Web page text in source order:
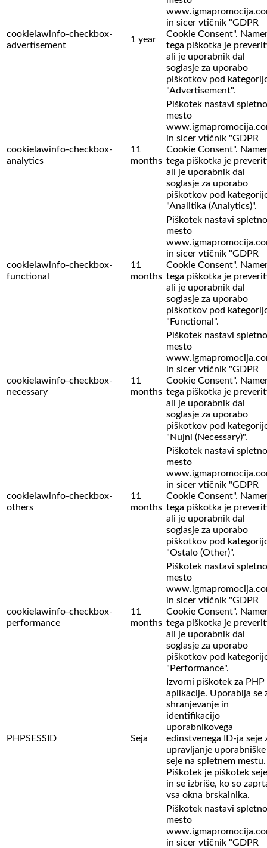
cookielawinfo-checkbox-
advertisement
1 year
in sicer vtičnik "GDPR
Cookie Consent".
tega piškotka je
ali je uporabnik dal
soglasje za uporabo
piškotkov pod
"Advertisement".
cookielawinfo-checkbox-
analytics
11
months
Piškotek nastavi spletno
mesto
in sicer vtičnik "GDPR
Cookie Consent".
tega piškotka je
ali je uporabnik dal
soglasje za uporabo
piškotkov pod
"Analitika (Analytics)".
cookielawinfo-checkbox-
functional
11
months
Piškotek nastavi spletno
mesto
in sicer vtičnik "GDPR
Cookie Consent".
tega piškotka je
ali je uporabnik dal
soglasje za uporabo
piškotkov pod
"Functional".
cookielawinfo-checkbox-
necessary
11
months
Piškotek nastavi spletno
mesto
in sicer vtičnik "GDPR
Cookie Consent".
tega piškotka je
ali je uporabnik dal
soglasje za uporabo
piškotkov pod
"Nujni (Necessary)".
cookielawinfo-checkbox-
others
11
months
Piškotek nastavi spletno
mesto
in sicer vtičnik "GDPR
Cookie Consent".
tega piškotka je
ali je uporabnik dal
soglasje za uporabo
piškotkov pod
"Ostalo (Other)".
cookielawinfo-checkbox-
performance
11
months
Piškotek nastavi spletno
mesto
in sicer vtičnik "GDPR
Cookie Consent".
tega piškotka je
ali je uporabnik dal
soglasje za uporabo
piškotkov pod
"Performance".
PHPSESSID Seja
Izvorni piškotek za PHP
aplikacije. Uporablja se
shranjevanje in
identifikacijo
uporabnikovega
edinstvenega ID-ja seje
upravljanje uporabniške
seje na spletnem mestu.
Piškotek je piškotek seje
in se izbriše, ko so
vsa okna brskalnika.
Piškotek nastavi spletno
mesto
in sicer vtičnik "GDPR